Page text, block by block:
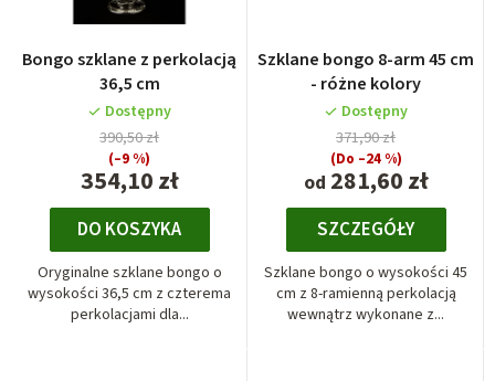
Bongo szklane z perkolacją
36,5 cm
Dostępny
354,10 zł
390,50 zł
(–9 %)
DO KOSZYKA
Oryginalne szklane bongo o
wysokości 36,5 cm z czterema
perkolacjami dla...
Szklane bongo 8-arm 45 cm
- różne kolory
Dostępny
od 281,60 zł
371,90 zł
(Do –24 %)
SZCZEGÓŁY
Szklane bongo o wysokości 45
cm z 8-ramienną perkolacją
wewnątrz wykonane z...